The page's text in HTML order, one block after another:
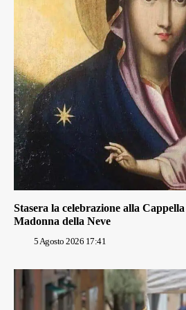
Stasera la celebrazione alla
Madonna della Neve
5 Agosto 2026 17:41